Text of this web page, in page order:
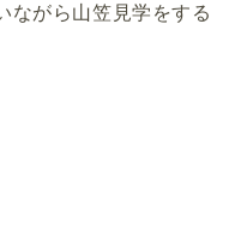
ながら山笠見学をする